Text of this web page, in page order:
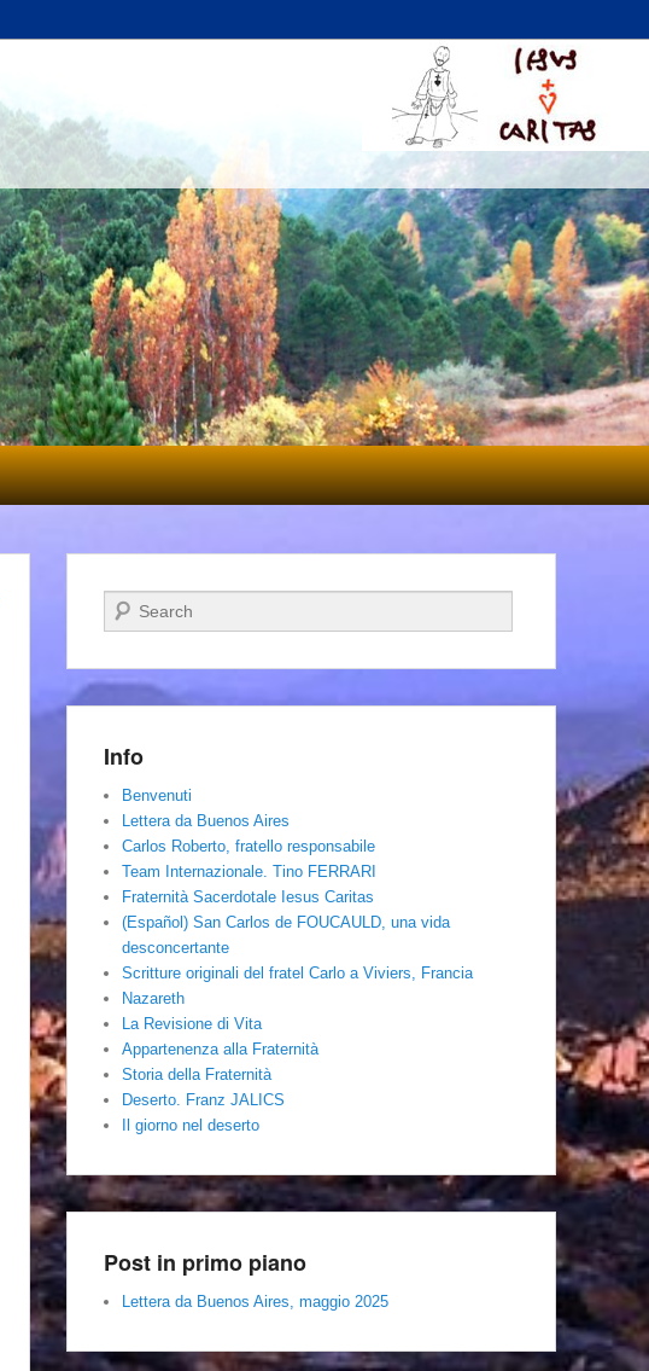
Cerca
Info
Benvenuti
Lettera da Buenos Aires
Carlos Roberto, fratello responsabile
Team Internazionale. Tino FERRARI
Fraternità Sacerdotale Iesus Caritas
(Español) San Carlos de FOUCAULD, una vida
desconcertante
Scritture originali del fratel Carlo a Viviers, Francia
Nazareth
La Revisione di Vita
Appartenenza alla Fraternità
Storia della Fraternità
Deserto. Franz JALICS
Il giorno nel deserto
Post in primo piano
Lettera da Buenos Aires, maggio 2025